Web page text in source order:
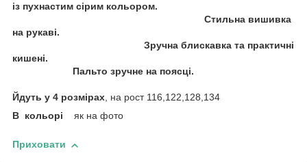
із пухнастим сірим кольором.
Стильна вишивка
на рукаві.
Зручна блискавка та практичні
кишені.
Пальто зручне на поясці.
Йдуть у 4 розмірах, на рост 116,122,128,134
В кольорі
як на фото
Приховати